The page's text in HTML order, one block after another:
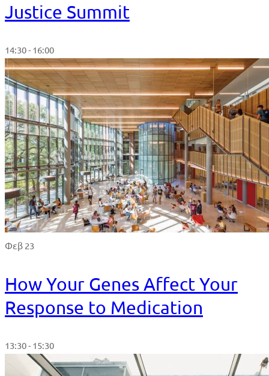
Justice Summit
14:30 - 16:00
Φεβ 23
How Your Genes Affect Your
Response to Medication
13:30 - 15:30